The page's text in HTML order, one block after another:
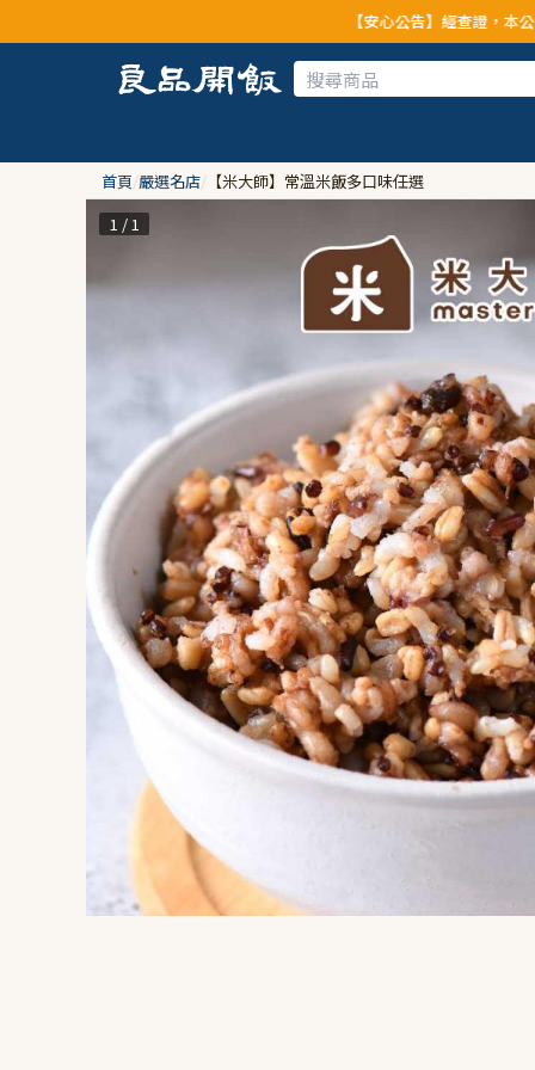
【安心公告】經查證，本公司全品項與上游供應
首頁/嚴選名店/ 【米大師】常溫米飯多口味任選
1 / 1